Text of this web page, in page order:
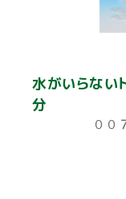
水がいらな
分
００